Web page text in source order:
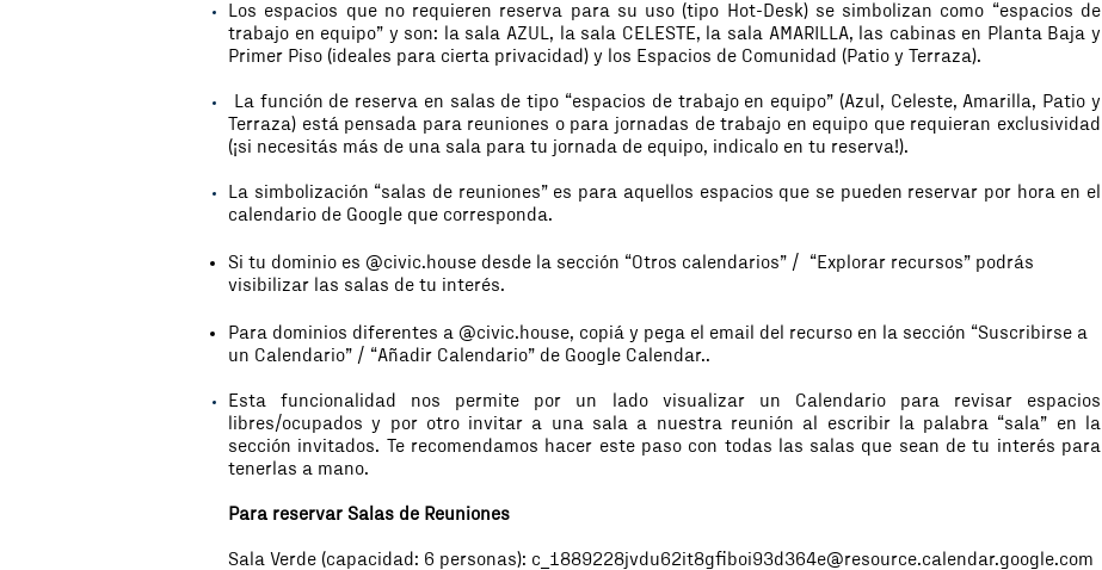
Los espacios que no requieren reserva para su uso (tipo Hot-Desk) se simbolizan como “espacios de
trabajo en equipo” y son: la sala AZUL, la sala CELESTE, la sala AMARILLA, las cabinas en Planta Baja y
Primer Piso (ideales para cierta privacidad) y los Espacios de Comunidad (Patio y Terraza).
La función de reserva en salas de tipo “espacios de trabajo en equipo” (Azul, Celeste, Amarilla, Patio y
Terraza) está pensada para reuniones o para jornadas de trabajo en equipo que requieran exclusividad
(¡si necesitás más de una sala para tu jornada de equipo, indicalo en tu reserva!).
La simbolización “salas de reuniones” es para aquellos espacios que se pueden reservar por hora en el
calendario de Google que corresponda.​
Si tu dominio es @civic.house desde la sección “Otros calendarios” / “Explorar recursos” podrás
visibilizar las salas de tu interés.
Para dominios diferentes a @civic.house, copiá y pega el email del recurso en la sección “Suscribirse a
un Calendario” / “Añadir Calendario” de Google Calendar..
Esta funcionalidad nos permite por un lado visualizar un Calendario para revisar espacios
libres/ocupados y por otro invitar a una sala a nuestra reunión al escribir la palabra “sala” en la
sección invitados. Te recomendamos hacer este paso con todas las salas que sean de tu interés para
tenerlas a mano.
Para reservar Salas de Reuniones
Sala Verde (capacidad: 6 personas): c_1889228jvdu62it8gfiboi93d364e@resource.calendar.google.com